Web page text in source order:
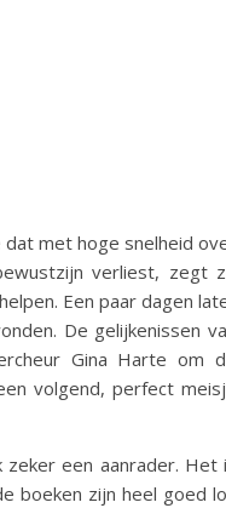
met hoge snelheid
verliest, zegt
Een paar dagen
De gelijkenissen
Gina Harte om
volgend, perfect
een aanrader. Het
boeken zijn heel goed